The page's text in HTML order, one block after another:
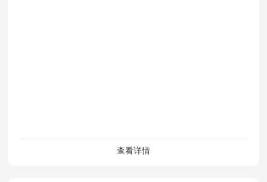
查看详情